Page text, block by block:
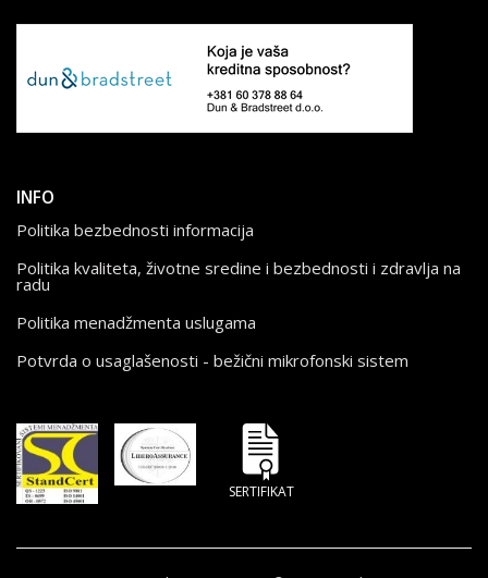
INFO
Politika bezbednosti informacija
Politika kvaliteta, životne sredine i bezbednosti i zdravlja na
radu
Politika menadžmenta uslugama
Potvrda o usaglašenosti - bežični mikrofonski sistem
SERTIFIKAT